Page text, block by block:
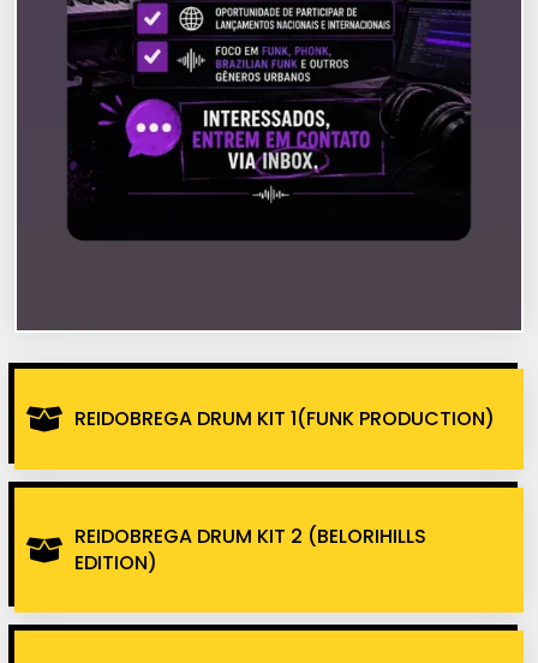
REIDOBREGA DRUM KIT 1(FUNK PRODUCTION)
REIDOBREGA DRUM KIT 2 (BELORIHILLS
EDITION)